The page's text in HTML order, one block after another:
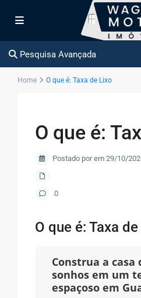
Pesquisa Avançada
Home O que é: Taxa de Lixo
O que é:
Postado por em 29/10/
0
O que é: Taxa
Construa a casa
sonhos em um
espaçoso em